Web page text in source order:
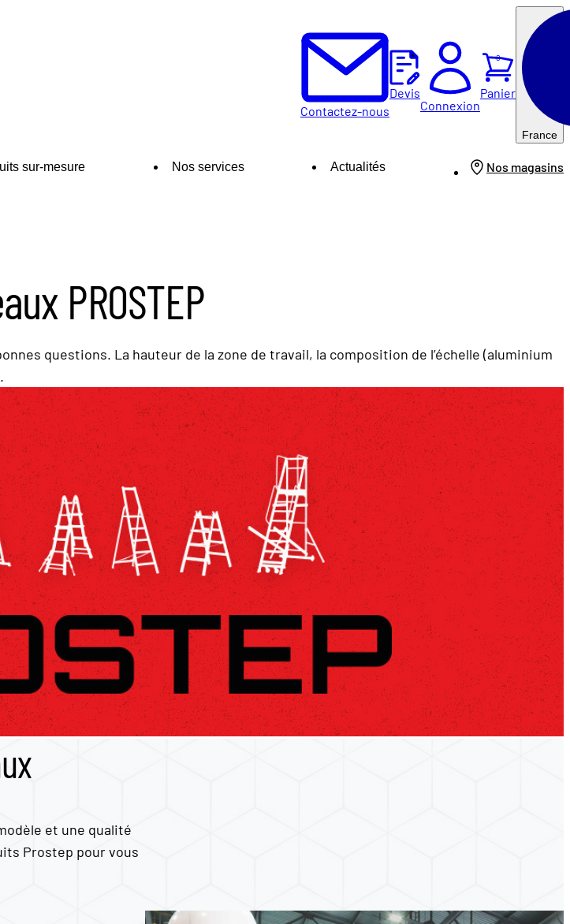
Contactez-nous
Devis
Connexion
Panier
0
France
sur-mesure Nos services Actualités Nos magasins
PROSTEP
questions. La hauteur de la zone de travail, la composition de l’échelle (aluminium
et une qualité
Prostep pour vous